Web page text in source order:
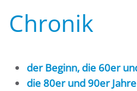
Chronik
der Beginn, die 60er
die 80er und 90er Jahre